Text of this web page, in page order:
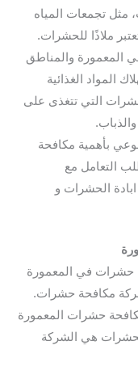
مثل تجمعات المياه
ملاذًا للحشرات.
المعمورة والمناطق
المواد الغذائية
التي تتغذى على
بأهمية مكافحة
التعامل مع
الحشرات و
حشرات في المعمورة
مكافحة حشرات.
حشرات المعمورة
هي الشركة